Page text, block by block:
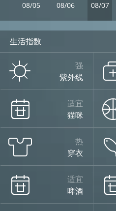
08/05 08/06 08/07
生活指数
强
紫外线
适宜
猫咪
热
穿衣
适宜
啤酒